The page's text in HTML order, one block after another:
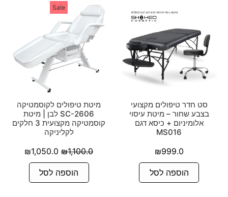
סט חדר טיפולים מקצועי
בצבע שחור – מיטת עיסוי
אלומיניום + כיסא דגם
MS016
₪999.0
הוספה לסל
Sale
מיטת טיפולים לקוסמטיקה
SC-2606 לבן | מיטת
קוסמטיקה מקצועית 3 חלקים
לקליניקה
₪1,100.0
₪1,050.0
הוספה לסל